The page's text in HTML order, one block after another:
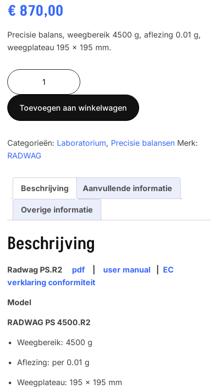
€ 870,00
Precisie balans, weegbereik 4500 g, aflezing 0.01 g,
weegplateau 195 x 195 mm.
RADWAG
PS
4500.R2.M
aantal
Toevoegen aan winkelwagen
Categorieën: Laboratorium, Precisie balansen Merk:
RADWAG
Beschrijving Aanvullende informatie
Overige informatie
Beschrijving
Radwag PS.R2 pdf user manual
EC
verklaring conformiteit
Model
RADWAG PS 4500.R2
Weegbereik: 4500 g
Aflezing: per 0.01 g
Weegplateau: 195 x 195 mm